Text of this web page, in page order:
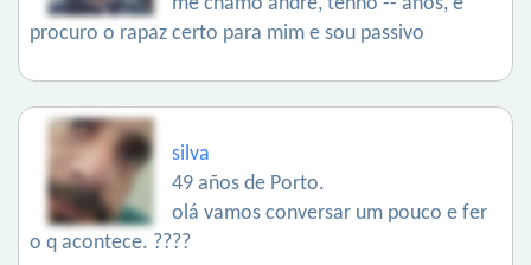
procuro o rapaz certo para mim e sou passivo
silva
49 años de Porto.
olá vamos conversar um pouco e fer
o q acontece. ????